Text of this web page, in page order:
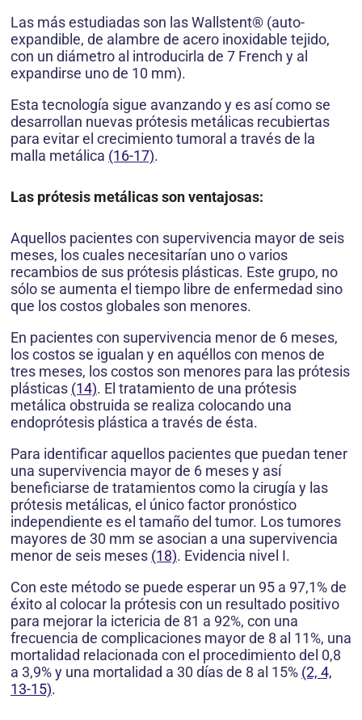
Las más estudiadas son las Wallstent® (auto-
expandible, de alambre de acero inoxidable tejido,
con un diámetro al introducirla de 7 French y al
expandirse uno de 10 mm).
Esta tecnología sigue avanzando y es así como se
desarrollan nuevas prótesis metálicas recubiertas
para evitar el crecimiento tumoral a través de la
malla metálica (16-17).
Las prótesis metálicas son ventajosas:
Aquellos pacientes con supervivencia mayor de seis
meses, los cuales necesitarían uno o varios
recambios de sus prótesis plásticas. Este grupo, no
sólo se aumenta el tiempo libre de enfermedad sino
que los costos globales son menores.
En pacientes con supervivencia menor de 6 meses,
los costos se igualan y en aquéllos con menos de
tres meses, los costos son menores para las prótesis
plásticas (14). El tratamiento de una prótesis
metálica obstruida se realiza colocando una
endoprótesis plástica a través de ésta.
Para identificar aquellos pacientes que puedan tener
una supervivencia mayor de 6 meses y así
beneficiarse de tratamientos como la cirugía y las
prótesis metálicas, el único factor pronóstico
independiente es el tamaño del tumor. Los tumores
mayores de 30 mm se asocian a una supervivencia
menor de seis meses (18). Evidencia nivel I.
Con este método se puede esperar un 95 a 97,1% de
éxito al colocar la prótesis con un resultado positivo
para mejorar la ictericia de 81 a 92%, con una
frecuencia de complicaciones mayor de 8 al 11%, una
mortalidad relacionada con el procedimiento del 0,8
a 3,9% y una mortalidad a 30 días de 8 al 15% (2, 4,
13-15).